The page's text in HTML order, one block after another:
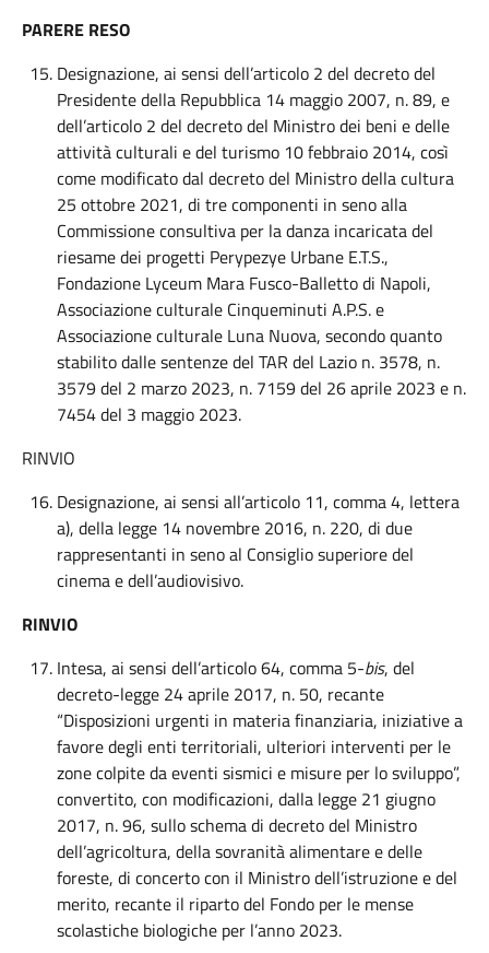
PARERE RESO
Designazione, ai sensi dell’articolo 2 del decreto del
Presidente della Repubblica 14 maggio 2007, n. 89, e
dell’articolo 2 del decreto del Ministro dei beni e delle
attività culturali e del turismo 10 febbraio 2014, così
come modificato dal decreto del Ministro della cultura
25 ottobre 2021, di tre componenti in seno alla
Commissione consultiva per la danza incaricata del
riesame dei progetti Perypezye Urbane E.T.S.,
Fondazione Lyceum Mara Fusco-Balletto di Napoli,
Associazione culturale Cinqueminuti A.P.S. e
Associazione culturale Luna Nuova, secondo quanto
stabilito dalle sentenze del TAR del Lazio n. 3578, n.
3579 del 2 marzo 2023, n. 7159 del 26 aprile 2023 e n.
7454 del 3 maggio 2023.
RINVIO
Designazione, ai sensi all’articolo 11, comma 4, lettera
a), della legge 14 novembre 2016, n. 220, di due
rappresentanti in seno al Consiglio superiore del
cinema e dell’audiovisivo.
RINVIO
Intesa, ai sensi dell’articolo 64, comma 5-bis, del
decreto-legge 24 aprile 2017, n. 50, recante
“Disposizioni urgenti in materia finanziaria, iniziative a
favore degli enti territoriali, ulteriori interventi per le
zone colpite da eventi sismici e misure per lo sviluppo”,
convertito, con modificazioni, dalla legge 21 giugno
2017, n. 96, sullo schema di decreto del Ministro
dell’agricoltura, della sovranità alimentare e delle
foreste, di concerto con il Ministro dell’istruzione e del
merito, recante il riparto del Fondo per le mense
scolastiche biologiche per l’anno 2023.